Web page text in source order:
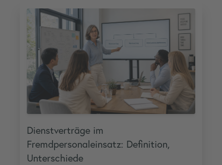
Dienstverträge im
Fremdpersonaleinsatz: Definition,
Unterschiede